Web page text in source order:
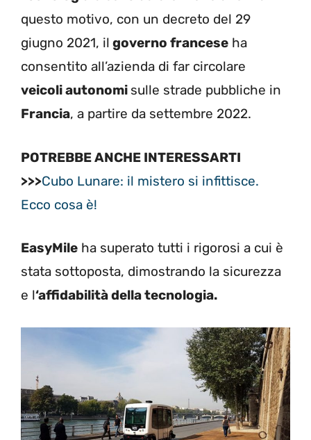
questo motivo, con un decreto del 29
giugno 2021, il governo francese ha
consentito all’azienda di far circolare
veicoli autonomi sulle strade pubbliche in
Francia, a partire da settembre 2022.
POTREBBE ANCHE INTERESSARTI
>>>Cubo Lunare: il mistero si infittisce.
Ecco cosa è!
EasyMile ha superato tutti i rigorosi a cui è
stata sottoposta, dimostrando la sicurezza
e l‘affidabilità della tecnologia.